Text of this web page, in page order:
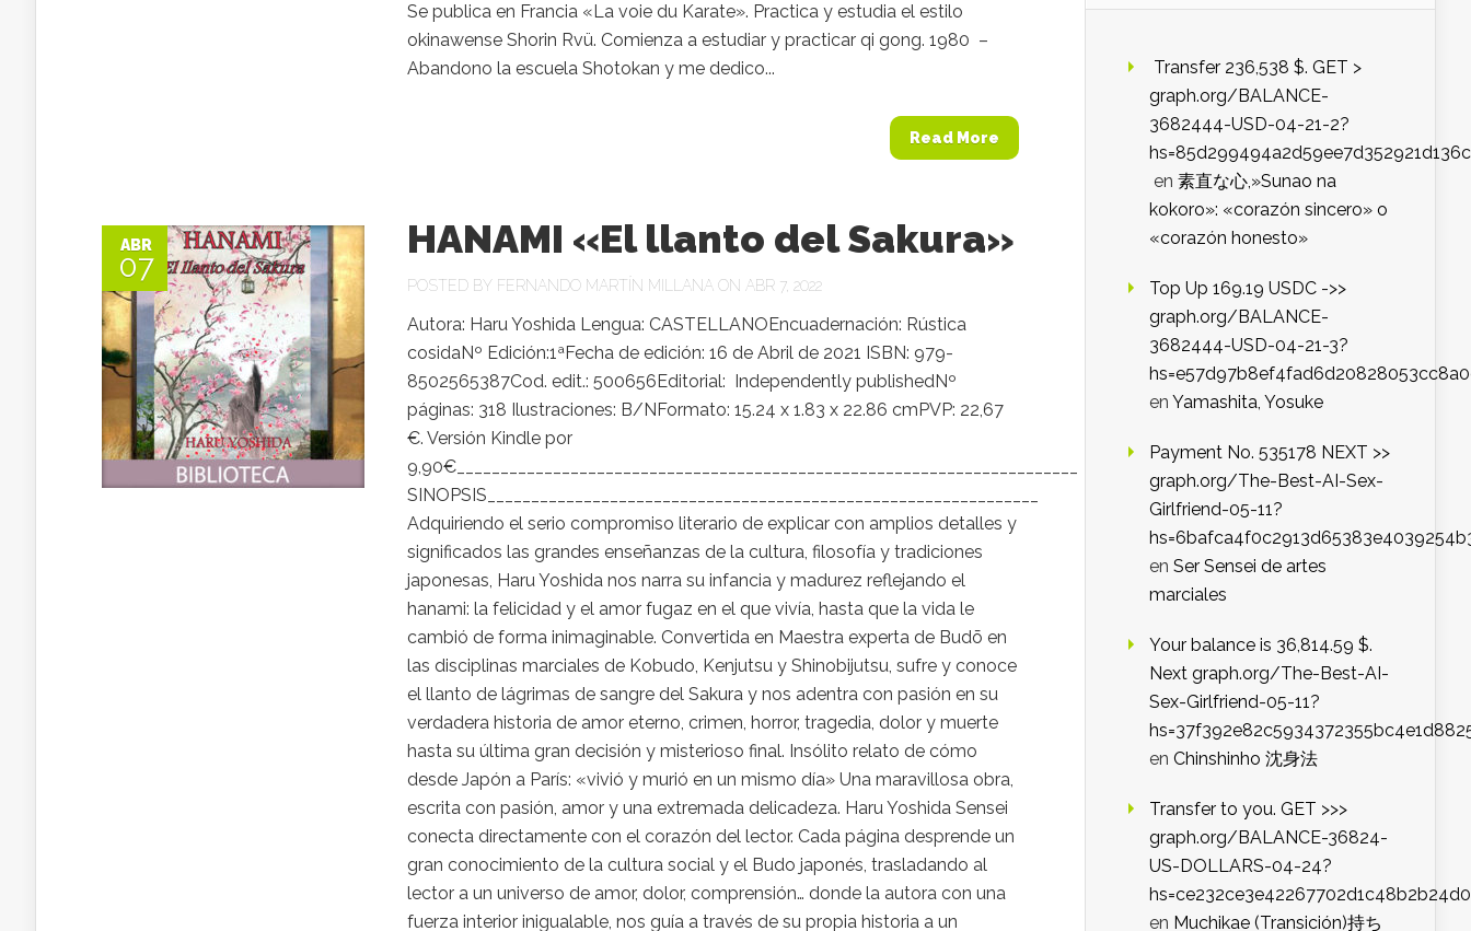
Se publica en Francia «La voie du Karate». Practica y estudia el estilo
okinawense Shorin Rvü. Comienza a estudiar y practicar qi gong. 1980 –
Abandono la escuela Shotokan y me dedico...
Read More
ABR
07
HANAMI «El llanto del Sakura»
POSTED BY FERNANDO MARTÍN MILLANA ON ABR 7, 2022
Autora: Haru Yoshida Lengua: CASTELLANOEncuadernación: Rústica
cosidaNº Edición:1ªFecha de edición: 16 de Abril de 2021 ISBN: 979-
8502565387Cod. edit.: 500656Editorial: ‎ Independently publishedNº
páginas: 318 Ilustraciones: B/NFormato: 15.24 x 1.83 x 22.86 cmPVP: 22,67
€. Versión Kindle por
9,90€_______________________________________________________________________
SINOPSIS_______________________________________________________________
Adquiriendo el serio compromiso literario de explicar con amplios detalles y
significados las grandes enseñanzas de la cultura, filosofía y tradiciones
japonesas, Haru Yoshida nos narra su infancia y madurez reflejando el
hanami: la felicidad y el amor fugaz en el que vivía, hasta que la vida le
cambió de forma inimaginable. Convertida en Maestra experta de Budō en
las disciplinas marciales de Kobudo, Kenjutsu y Shinobijutsu, sufre y conoce
el llanto de lágrimas de sangre del Sakura y nos adentra con pasión en su
verdadera historia de amor eterno, crimen, horror, tragedia, dolor y muerte
hasta su última gran decisión y misterioso final. Insólito relato de cómo
desde Japón a París: «vivió y murió en un mismo día» Una maravillosa obra,
escrita con pasión, amor y una extremada delicadeza. Haru Yoshida Sensei
conecta directamente con el corazón del lector. Cada página desprende un
gran conocimiento de la cultura social y el Budo japonés, trasladando al
lector a un universo de amor, dolor, comprensión… donde la autora con una
fuerza interior inigualable, nos guía a través de su propia historia a un
️ Transfer 236,538 $. GET >
graph.org/BALANCE-
3682444-USD-04-21-2?
en 素直な心,»Sunao na
kokoro»: «corazón sincero» o
«corazón honesto»
Top Up 169.19 USDC ->>
graph.org/BALANCE-
3682444-USD-04-21-3?
en Yamashita, Yosuke
Payment No. 535178 NEXT >>
graph.org/The-Best-AI-Sex-
Girlfriend-05-11?
en Ser Sensei de artes
marciales
Your balance is 36,814.59 $.
Next graph.org/The-Best-AI-
Sex-Girlfriend-05-11?
en Chinshinho 沈身法
Transfer to you. GET >>>
graph.org/BALANCE-36824-
US-DOLLARS-04-24?
en Muchikae (Transición)持ち